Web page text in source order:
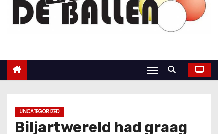
UNCATEGORIZED
Biljartwereld had graag